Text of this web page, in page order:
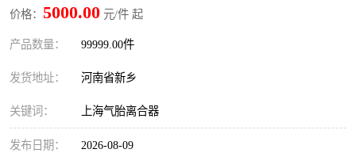
价格： 5000.00 元/件 起
产品数量： 99999.00件
发货地址： 河南省新乡
关键词： 上海气胎离合器
发布日期： 2026-08-09